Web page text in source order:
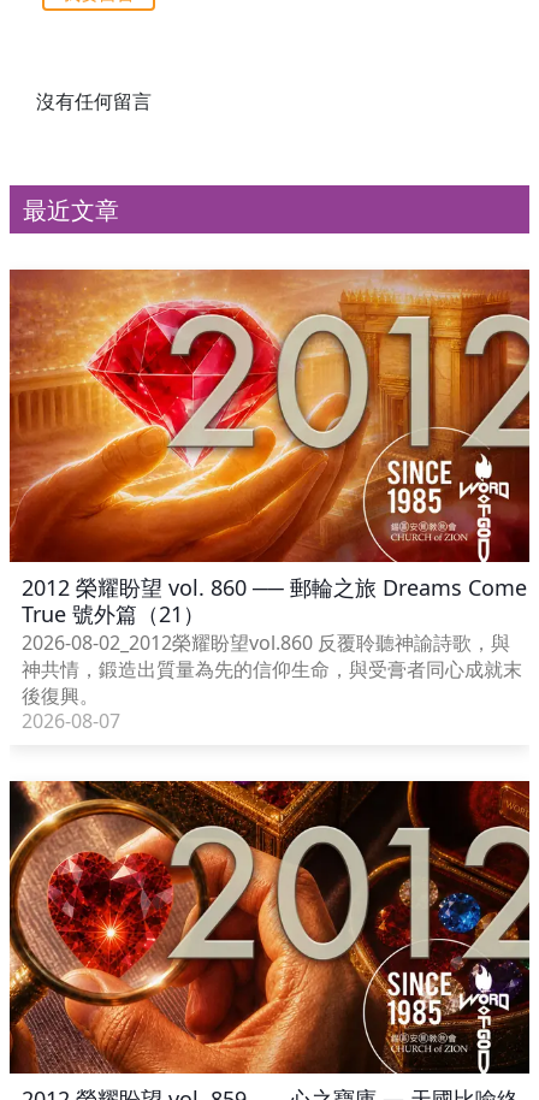
沒有任何留言
最近文章
2012 榮耀盼望 vol. 860 ── 郵輪之旅 Dreams Come
True 號外篇（21）
2026-08-02_2012榮耀盼望vol.860 反覆聆聽神諭詩歌，與
神共情，鍛造出質量為先的信仰生命，與受膏者同心成就末
後復興。
2026-08-07